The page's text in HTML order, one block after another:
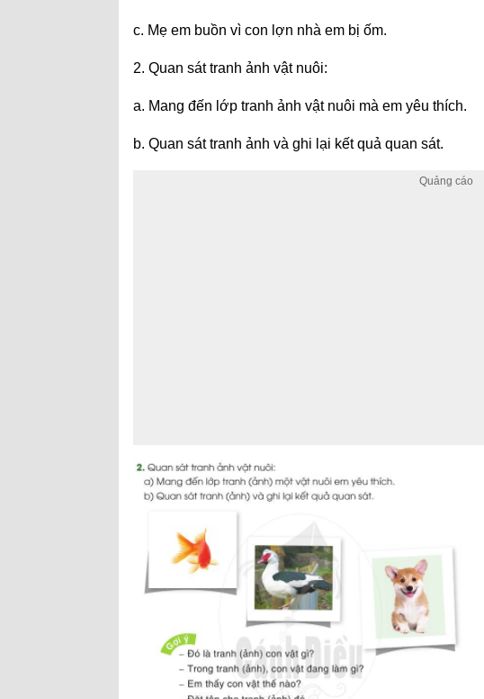
c. Mẹ em buồn vì con lợn nhà em bị ốm.
2. Quan sát tranh ảnh vật nuôi:
a. Mang đến lớp tranh ảnh vật nuôi mà em yêu thích.
b. Quan sát tranh ảnh và ghi lại kết quả quan sát.